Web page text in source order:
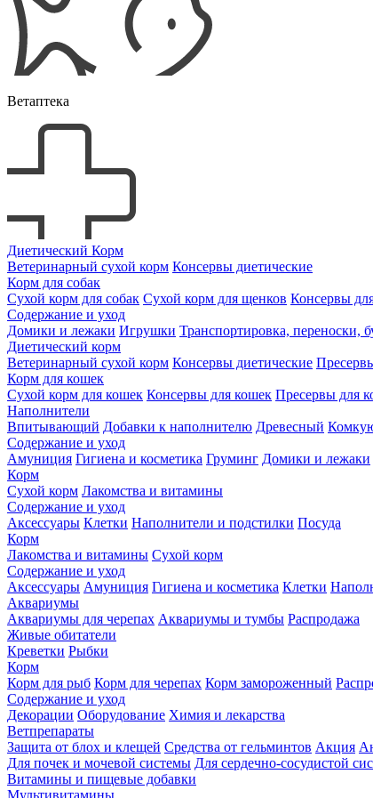
Ветаптека
Диетический Корм
Ветеринарный сухой корм Консервы диетические
Корм для собак
Сухой корм для собак Сухой корм для щенков Консервы
Содержание и уход
Домики и лежаки Игрушки Транспортировка, переноски,
Диетический корм
Ветеринарный сухой корм Консервы диетические
Корм для кошек
Сухой корм для кошек Консервы для кошек Пресервы для
Наполнители
Впитывающий Добавки к наполнителю Древесный
Содержание и уход
Амуниция Гигиена и косметика Груминг Домики и лежаки
Корм
Сухой корм Лакомства и витамины
Содержание и уход
Аксессуары Клетки Наполнители и подстилки Посуда
Корм
Лакомства и витамины Сухой корм
Содержание и уход
Аксессуары Амуниция Гигиена и косметика Клетки
Аквариумы
Аквариумы для черепах Аквариумы и тумбы Распродажа
Живые обитатели
Креветки Рыбки
Корм
Корм для рыб Корм для черепах Корм замороженный
Содержание и уход
Декорации Оборудование Химия и лекарства
Ветпрепараты
Защита от блох и клещей Средства от гельминтов Акция
Для почек и мочевой системы Для сердечно-сосудистой
Витамины и пищевые добавки
Мультивитамины